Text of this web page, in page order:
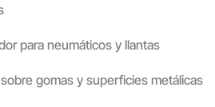
para neumáticos y llantas
gomas y superficies metálicas